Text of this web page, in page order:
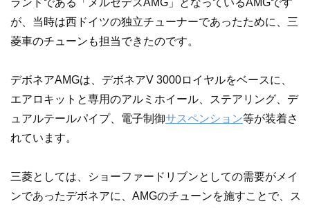
ランドである「メルセデスAMG」となっているAMGです
が、当時は西ドイツの独立チューナーであったために、三
菱車のチューンも担当できたのです。
デボネアAMGは、デボネアV 3000ロイヤルをベースに、
エアロキットと専用のアルミホイール、ステアリング、デ
ュアルテールパイプ、電子制御サスペンション等が装着さ
れています。
三菱としては、ショーファードリブンとしての需要がメイ
ンであったデボネアに、AMGのチューンを施すことで、ス